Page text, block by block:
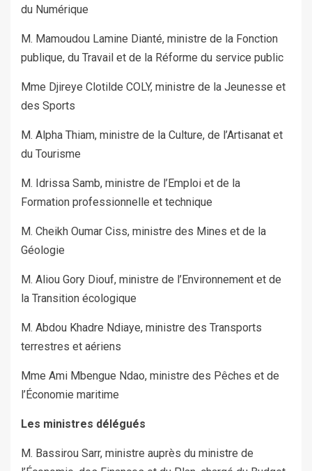
du Numérique
M. Mamoudou Lamine Dianté, ministre de la Fonction
publique, du Travail et de la Réforme du service public
Mme Djireye Clotilde COLY, ministre de la Jeunesse et
des Sports
M. Alpha Thiam, ministre de la Culture, de l’Artisanat et
du Tourisme
M. Idrissa Samb, ministre de l’Emploi et de la
Formation professionnelle et technique
M. Cheikh Oumar Ciss, ministre des Mines et de la
Géologie
M. Aliou Gory Diouf, ministre de l’Environnement et de
la Transition écologique
M. Abdou Khadre Ndiaye, ministre des Transports
terrestres et aériens
Mme Ami Mbengue Ndao, ministre des Pêches et de
l’Économie maritime
Les ministres délégués
M. Bassirou Sarr, ministre auprès du ministre de